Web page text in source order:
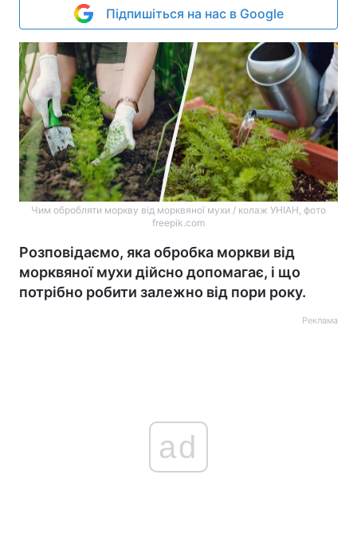
Підпишіться на нас в Google
Чим обробляти моркву від морквяної мухи / колаж УНІАН, фото
freepik.com
Розповідаємо, яка обробка моркви від
морквяної мухи дійсно допомагає, і що
потрібно робити залежно від пори року.
Реклама
ad